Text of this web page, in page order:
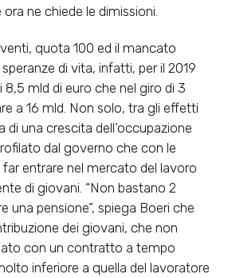
ne chiede le dimissioni.
quota 100 ed il mancato
di vita, infatti, per il 2019
mld di euro che nel giro di 3
a 16 mld. Non solo, tra gli effetti
di una crescita dell’occupazione
dal governo che con le
entrare nel mercato del lavoro
di giovani. “Non bastano 2
una pensione”, spiega Boeri che
dei giovani, che non
con un contratto a tempo
inferiore a quella del lavoratore